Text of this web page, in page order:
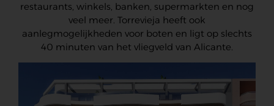
restaurants, winkels, banken, supermarkten en nog
veel meer. Torrevieja heeft ook
aanlegmogelijkheden voor boten en ligt op slechts
40 minuten van het vliegveld van Alicante.